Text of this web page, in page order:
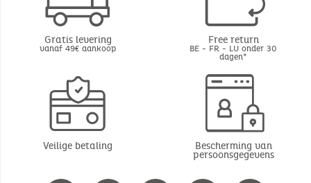
Gratis levering
vanaf 49€ aankoop
Free return
BE - FR - LU onder 30
dagen*
Veilige betaling Bescherming van
persoonsgegevens